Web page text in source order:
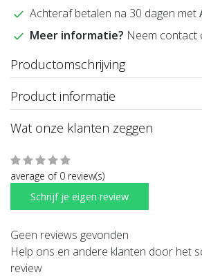
Achteraf betalen na 30 dagen met
Meer informatie? Neem contact
Productomschrijving
Product informatie
Wat onze klanten zeggen
average of 0 review(s)
Schrijf je eigen review
Geen reviews gevonden
Help ons en andere klanten door het
review